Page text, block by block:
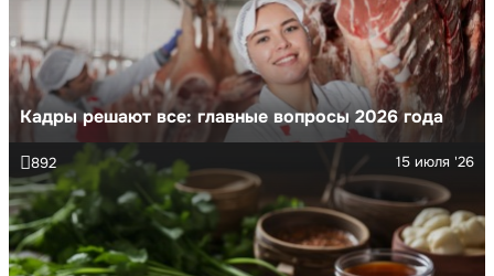
Кадры решают все: главные вопросы 2026 года
15 июля '26
892